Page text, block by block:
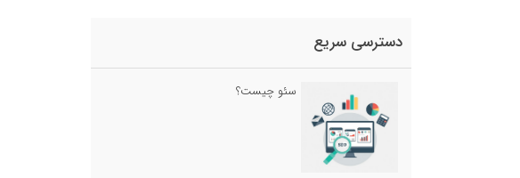
دسترسی سریع
سئو چیست؟